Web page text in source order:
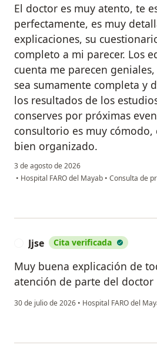
El doctor es muy atento, te
perfectamente, es muy
explicaciones, su
completo a mi parecer. Los
cuenta me parecen
sea sumamente completa y
los resultados de los
conserves por próximas
consultorio es muy
bien organizado.
3 de agosto de 2026
• Hospital FARO del Mayab • Consulta de
Jjse Cita verificada
Muy buena explicación de
atención de parte del doctor
30 de julio de 2026 • Hospital FARO del